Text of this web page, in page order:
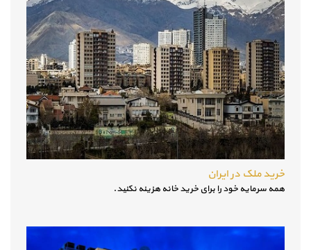
خرید ملک در ایران
همه سرمایه خود را برای خرید خانه هزینه نکنید.